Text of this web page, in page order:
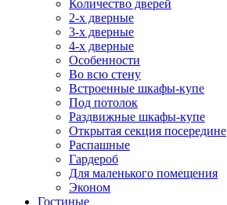
Количество дверей
2-х дверные
3-х дверные
4-х дверные
Особенности
Во всю стену
Встроенные шкафы-купе
Под потолок
Раздвижные шкафы-купе
Открытая секция посередине
Распашные
Гардероб
Для маленького помещения
Эконом
Гостиные